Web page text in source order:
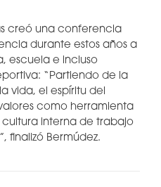
creó una conferencia
durante estos años a
escuela e incluso
“Partiendo de la
vida, el espíritu del
como herramienta
interna de trabajo
finalizó Bermúdez.